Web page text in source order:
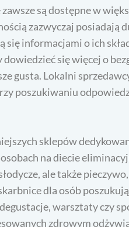
są dostępne w
zazwyczaj posiadają
informacjami o ich
dowiedzieć się więcej o
gusta. Lokalni
poszukiwaniu
sklepów
na diecie
ale także
dla osób
warsztaty czy
zdrowym